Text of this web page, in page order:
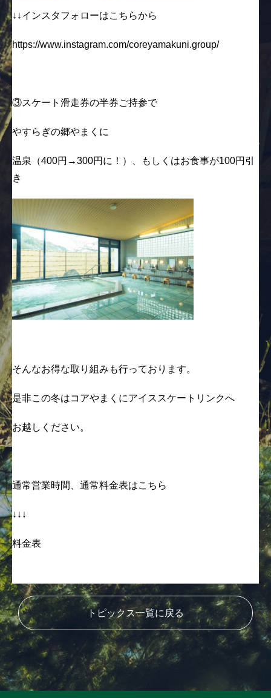
↓↓インスタフォローはこちらから
https://www.instagram.com/coreyamakuni.group/
③スケート滑走券の半券ご持参で
やすらぎの郷やまくに
温泉（400円→300円に！）、もしくはお食事が100円引
き
そんなお得な取り組みも行っております。
是非この冬はコアやまくにアイススケートリンクへ
お越しください。
通常営業時間、通常料金表はこちら
↓↓↓
料金表
トピックス一覧に戻る